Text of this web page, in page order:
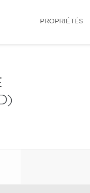
PROPRIÉTÉS